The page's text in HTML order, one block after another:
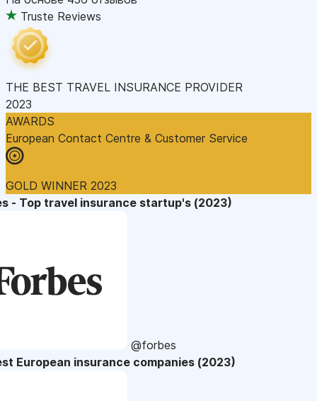
Truste Reviews
THE BEST TRAVEL INSURANCE PROVIDER
2023
AWARDS
European Contact Centre & Customer Service
GOLD WINNER 2023
- Top travel insurance startup's (2023)
@forbes
European insurance companies (2023)